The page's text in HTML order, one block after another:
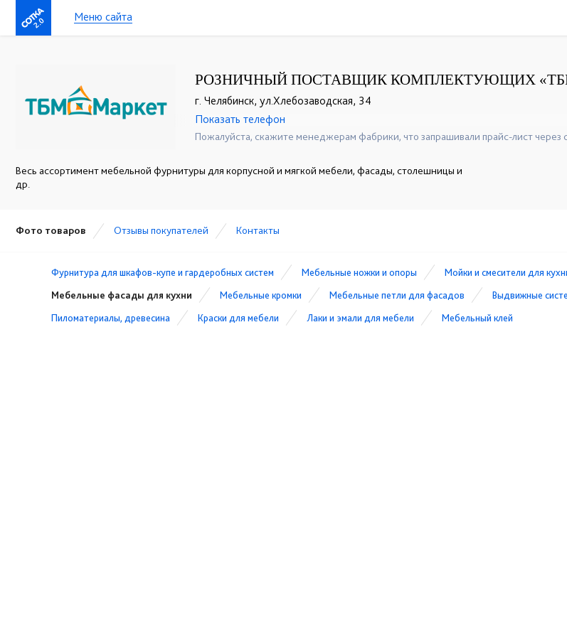
2.0 Меню сайта
РОЗНИЧНЫЙ ПОСТАВЩИК КОМПЛЕКТУЮЩИХ
г. Челябинск, ул.Хлебозаводская, 34
☎+7(351)247-92-72
Показать телефон
Пожалуйста, скажите менеджерам фабрики, что запрашивали прайс-лист через
Весь ассортимент мебельной фурнитуры для корпусной и мягкой мебели, фасады, столешницы и
др.
Фото товаров Отзывы покупателей Контакты
Фурнитура для шкафов-купе и гардеробных систем Мебельные ножки и опоры Мойки и смесители для
Мебельные фасады для кухни
Мебельные кромки Мебельные петли для фасадов Выдвижные
Пиломатериалы, древесина
Краски для мебели Лаки и эмали для мебели Мебельный клей